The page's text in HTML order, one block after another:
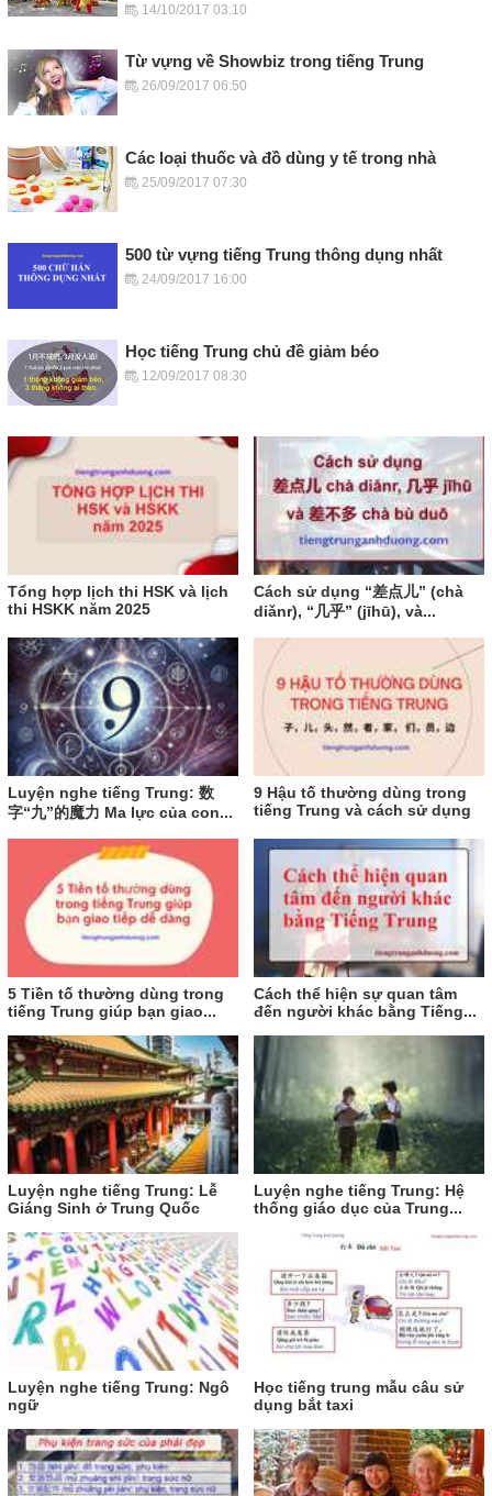
14/10/2017 03:10
Từ vựng về Showbiz trong tiếng Trung
26/09/2017 06:50
Các loại thuốc và đồ dùng y tế trong nhà
25/09/2017 07:30
500 từ vựng tiếng Trung thông dụng nhất
24/09/2017 16:00
Học tiếng Trung chủ đề giảm béo
12/09/2017 08:30
Tổng hợp lịch thi HSK và lịch
thi HSKK năm 2025
Cách sử dụng “差点儿” (chà
diǎnr), “几乎” (jīhū), và...
Luyện nghe tiếng Trung: 数
字“九”的魔力 Ma lực của con...
9 Hậu tố thường dùng trong
tiếng Trung và cách sử dụng
5 Tiền tố thường dùng trong
tiếng Trung giúp bạn giao...
Cách thể hiện sự quan tâm
đến người khác bằng Tiếng...
Luyện nghe tiếng Trung: Lễ
Giáng Sinh ở Trung Quốc
Luyện nghe tiếng Trung: Hệ
thống giáo dục của Trung...
Luyện nghe tiếng Trung: Ngô
ngữ
Học tiếng trung mẫu câu sử
dụng bắt taxi